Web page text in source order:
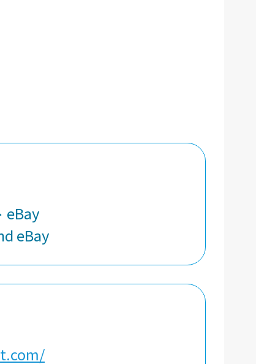
eBay
eBay